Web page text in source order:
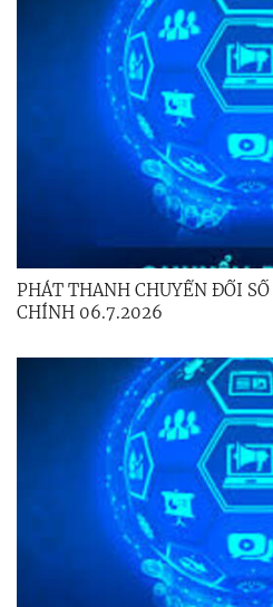
PHÁT THANH CHUYỂN ĐỔI
CHÍNH 06.7.2026